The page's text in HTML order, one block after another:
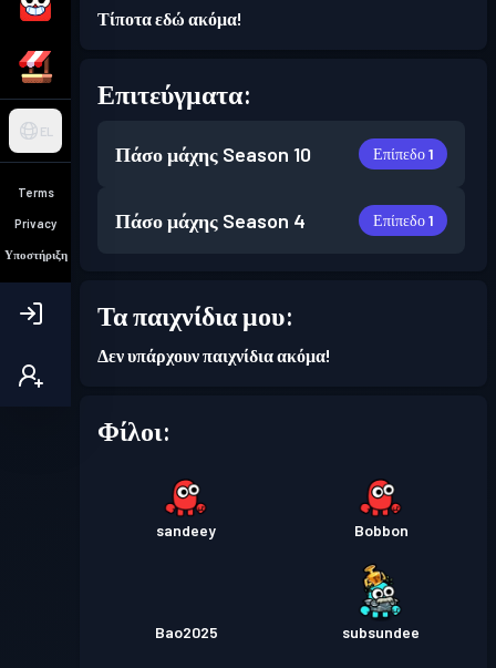
EL
Terms
Privacy
Υποστήριξη
Τίποτα εδώ ακόμα!
Επιτεύγματα:
Πάσο μάχης Season 10 Επίπεδο 1
Πάσο μάχης Season 4 Επίπεδο 1
Τα παιχνίδια μου:
Δεν υπάρχουν παιχνίδια ακόμα!
Φίλοι:
sandeey Bobbon
Bao2025 subsundee